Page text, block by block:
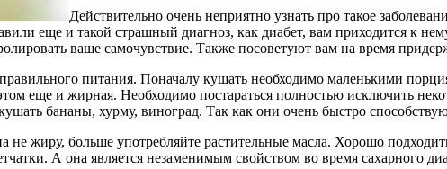
Действительно очень неприятно узнать про такое
еще и такой страшный диагноз, как диабет, вам приходится к
ваше самочувствие. Также посоветуют вам на время
питания. Поначалу кушать необходимо маленькими
еще и жирная. Необходимо постараться полностью исключить
бананы, хурму, виноград. Так как они очень быстро
не жиру, больше употребляйте растительные масла. Хорошо
А она является незаменимым свойством во время сахарного